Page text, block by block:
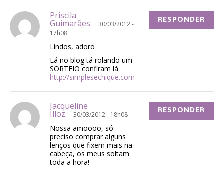
Priscila
Guimarães
30/03/2012 -
17h08
Lindos, adoro
Lá no blog tá rolando um
SORTEIO confiram lá
http://simplesechique.com
RESPONDER
Jacqueline
Illoz 30/03/2012 - 18h08
Nossa amoooo, só
preciso comprar alguns
lenços que fixem mais na
cabeça, os meus soltam
toda a hora!
RESPONDER